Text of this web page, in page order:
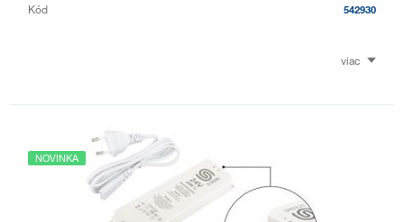
Kód 542930
viac
NOVINKA